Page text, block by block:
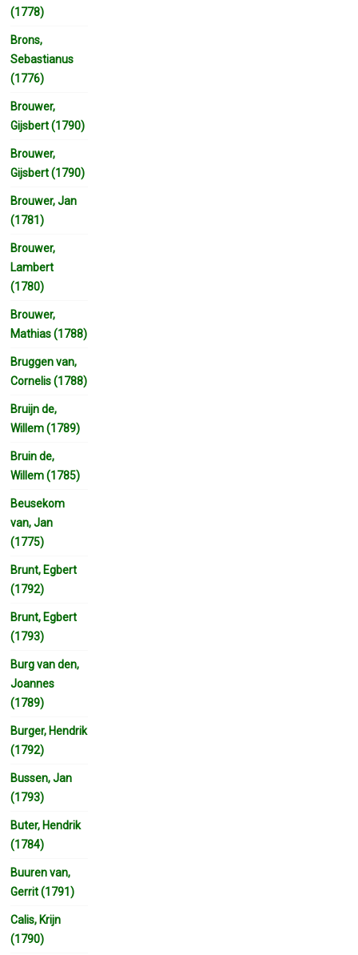
(1778)
Brons,
Sebastianus
(1776)
Brouwer,
Gijsbert (1790)
Brouwer,
Gijsbert (1790)
Brouwer, Jan
(1781)
Brouwer,
Lambert
(1780)
Brouwer,
Mathias (1788)
Bruggen van,
Cornelis (1788)
Bruijn de,
Willem (1789)
Bruin de,
Willem (1785)
Beusekom
van, Jan
(1775)
Brunt, Egbert
(1792)
Brunt, Egbert
(1793)
Burg van den,
Joannes
(1789)
Burger, Hendrik
(1792)
Bussen, Jan
(1793)
Buter, Hendrik
(1784)
Buuren van,
Gerrit (1791)
Calis, Krijn
(1790)